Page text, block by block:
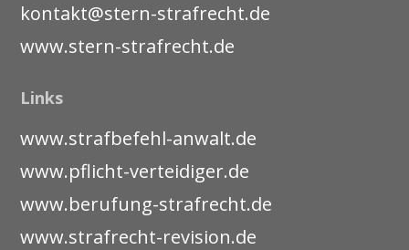
kontakt@stern-strafrecht.de
www.stern-strafrecht.de
Links
www.strafbefehl-anwalt.de
www.pflicht-verteidiger.de
www.berufung-strafrecht.de
www.strafrecht-revision.de